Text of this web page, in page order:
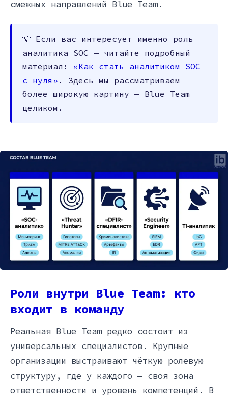
смежных направлений Blue Team.
💡 Если вас интересует именно роль
аналитика SOC — читайте подробный
материал: «Как стать аналитиком SOC
с нуля» . Здесь мы рассматриваем
более широкую картину — Blue Team
целиком.
Роли внутри Blue Team: кто
входит в команду
Реальная Blue Team редко состоит из
универсальных специалистов. Крупные
организации выстраивают чёткую ролевую
структуру, где у каждого — своя зона
ответственности и уровень компетенций. В